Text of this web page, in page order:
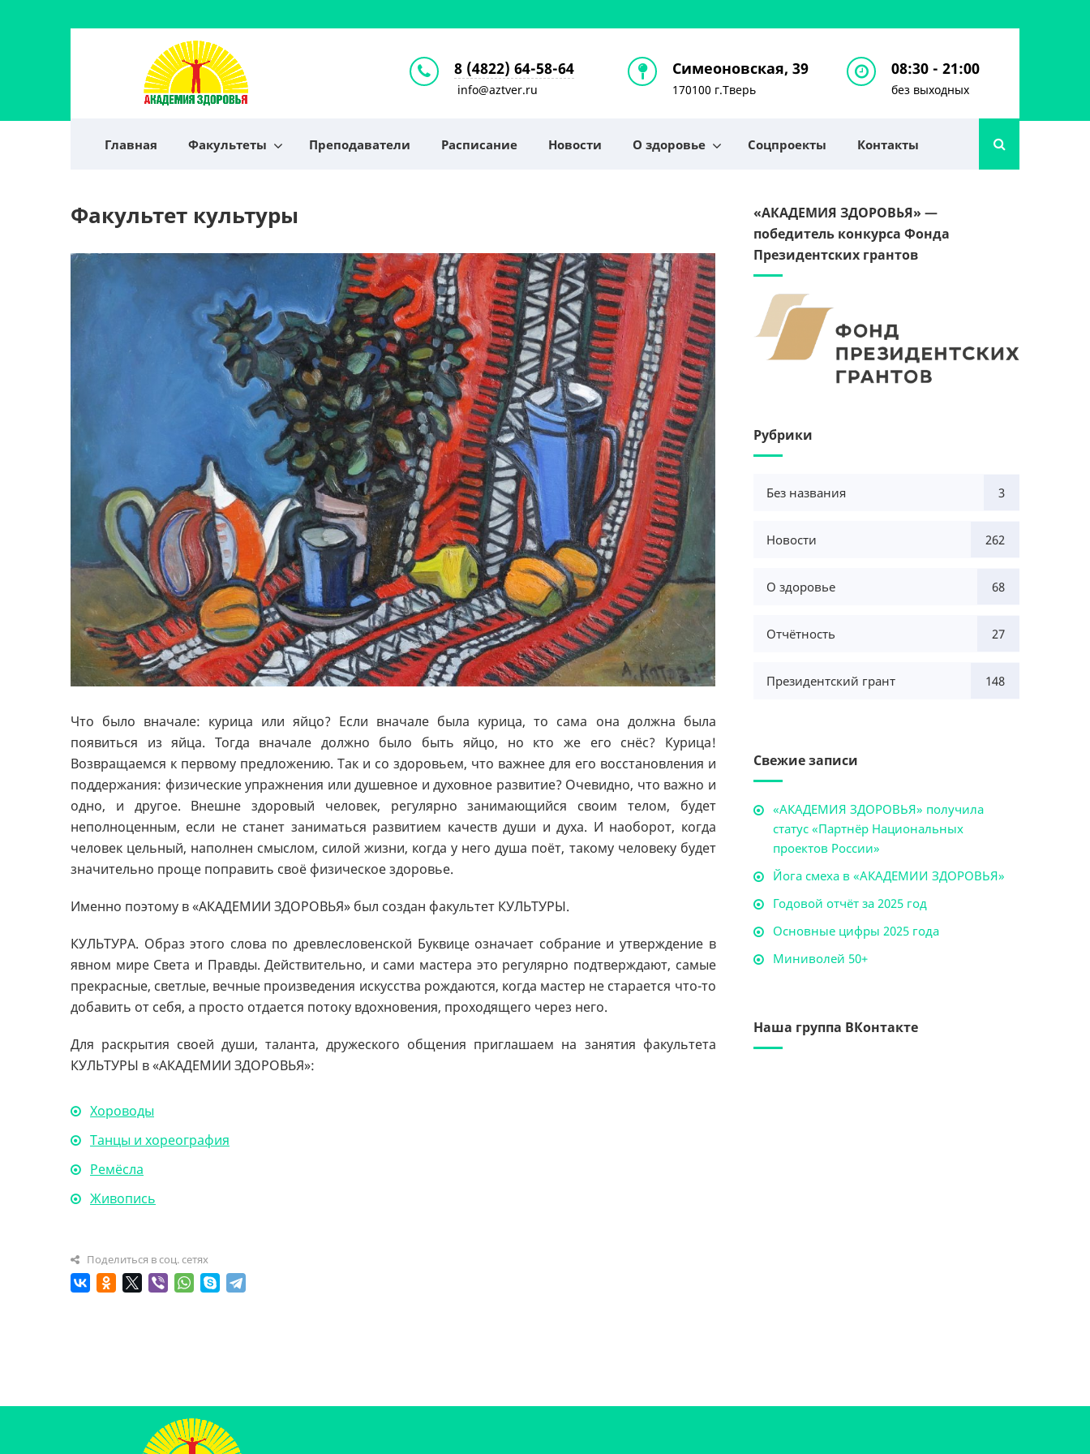
8 (4822) 64-58-64
info@aztver.ru
Симеоновская, 39
170100 г.Тверь
08:30 - 21:00
без выходных
Главная Факультеты Преподаватели Расписание Новости О здоровье Соцпроекты Контакты
Факультет культуры
Что было вначале: курица или яйцо? Если вначале была курица, то сама она должна была
появиться из яйца. Тогда вначале должно было быть яйцо, но кто же его снёс? Курица!
Возвращаемся к первому предложению. Так и со здоровьем, что важнее для его восстановления и
поддержания: физические упражнения или душевное и духовное развитие? Очевидно, что важно и
одно, и другое. Внешне здоровый человек, регулярно занимающийся своим телом, будет
неполноценным, если не станет заниматься развитием качеств души и духа. И наоборот, когда
человек цельный, наполнен смыслом, силой жизни, когда у него душа поёт, такому человеку будет
значительно проще поправить своё физическое здоровье.
Именно поэтому в «АКАДЕМИИ ЗДОРОВЬЯ» был создан факультет КУЛЬТУРЫ.
КУЛЬТУРА. Образ этого слова по древлесловенской Буквице означает собрание и утверждение в
явном мире Света и Правды. Действительно, и сами мастера это регулярно подтверждают, самые
прекрасные, светлые, вечные произведения искусства рождаются, когда мастер не старается что-то
добавить от себя, а просто отдается потоку вдохновения, проходящего через него.
Для раскрытия своей души, таланта, дружеского общения приглашаем на занятия факультета
КУЛЬТУРЫ в «АКАДЕМИИ ЗДОРОВЬЯ»:
Хороводы
Танцы и хореография
Ремёсла
Живопись
Поделиться в соц. сетях
«АКАДЕМИЯ ЗДОРОВЬЯ» —
победитель конкурса Фонда
Президентских грантов
Рубрики
Без названия 3
Новости 262
О здоровье 68
Отчётность 27
Президентский грант 148
Свежие записи
«АКАДЕМИЯ ЗДОРОВЬЯ» получила
статус «Партнёр Национальных
проектов России»
Йога смеха в «АКАДЕМИИ ЗДОРОВЬЯ»
Годовой отчёт за 2025 год
Основные цифры 2025 года
Миниволей 50+
Наша группа ВКонтакте